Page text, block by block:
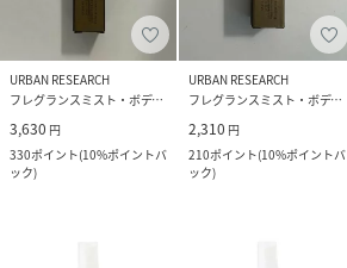
URBAN RESEARCH
フレグランスミスト・ボディミスト
3,630 円
330ポイント(10%ポイントバ
ック)
URBAN RESEARCH
フレグランスミスト・ボディミスト
2,310 円
210ポイント(10%ポイントバ
ック)